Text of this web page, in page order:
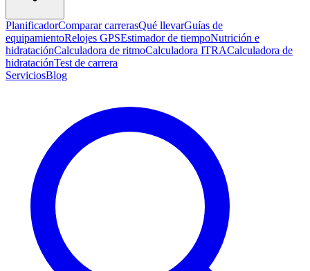
PlanificadorComparar carrerasQué llevarGuías de
equipamientoRelojes GPSEstimador de tiempoNutrición e
hidrataciónCalculadora de ritmoCalculadora ITRACalculadora de
hidrataciónTest de carrera
ServiciosBlog